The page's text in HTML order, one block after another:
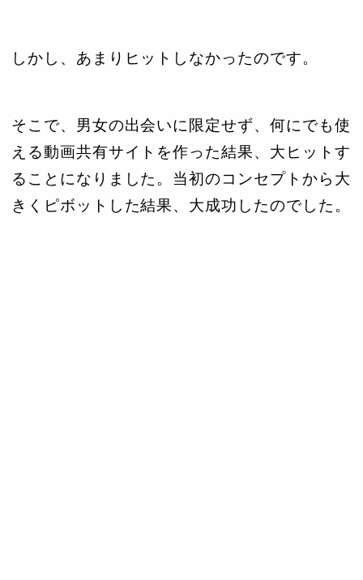
しかし、あまりヒットしなかったのです。
そこで、男女の出会いに限定せず、何にでも使
える動画共有サイトを作った結果、大ヒットす
ることになりました。当初のコンセプトから大
きくピボットした結果、大成功したのでした。